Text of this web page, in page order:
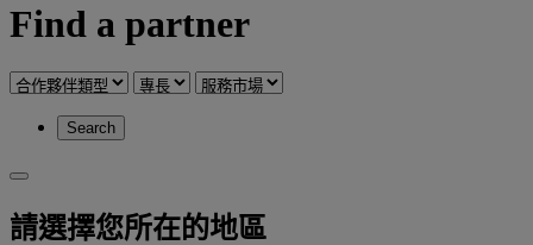
Find a partner
Search
請選擇您所在的地區